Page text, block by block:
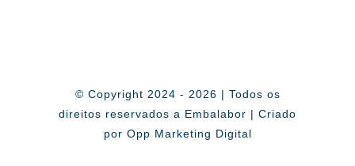
© Copyright 2024 - 2026 | Todos os
direitos reservados a Embalabor | Criado
por Opp Marketing Digital